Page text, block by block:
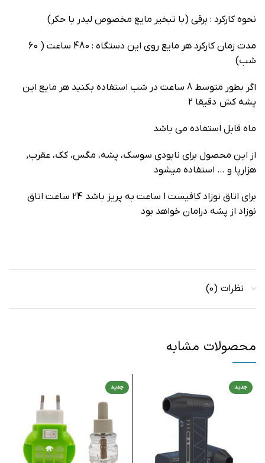
نحوه کارکرد : برقی (با تبخیر مایع مخصوص لیدر یا حکر)
مدت زمان کارکرد هر مایع روی این دستگاه : 480 ساعت ( 60
شب)
اگر بطور متوسط 8 ساعت در شب استفاده بکنید هر مایع این
پشه کش دقیقا 2
ماه قابل استفاده می باشد
از این محصول برای نابودی سوسک، پشه، مگس، کک، عقرب,
هزارپا و … استفاده میشود
برای اتاق نوزاد کافیست 1 ساعت به پریز باشد 24 ساعت اتاق
نوزاد از پشه درامان خواهد بود
نظرات (0)
محصولات مشابه
جدید جدید